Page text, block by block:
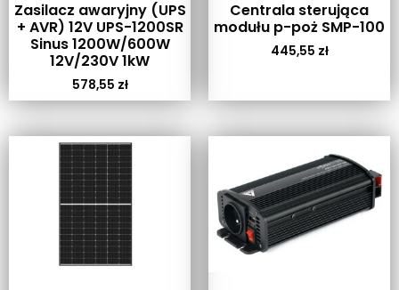
Zasilacz awaryjny (UPS
+ AVR) 12V UPS-1200SR
Sinus 1200W/600W
12V/230V 1kW
578,55 zł
Centrala sterująca
modułu p-poż SMP-100
445,55 zł